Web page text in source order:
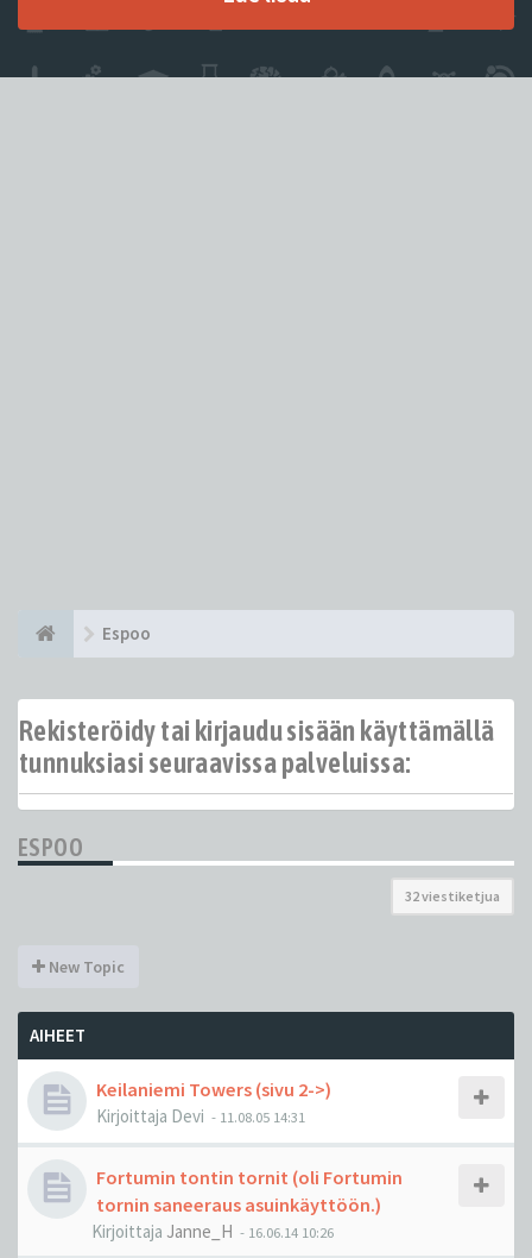
Espoo
Rekisteröidy tai kirjaudu sisään käyttämällä
tunnuksiasi seuraavissa palveluissa:
ESPOO
32 viestiketjua
New Topic
AIHEET
Keilaniemi Towers (sivu 2->)
Kirjoittaja Devi - 11.08.05 14:31
Fortumin tontin tornit (oli Fortumin
tornin saneeraus asuinkäyttöön.)
Kirjoittaja Janne_H - 16.06.14 10:26